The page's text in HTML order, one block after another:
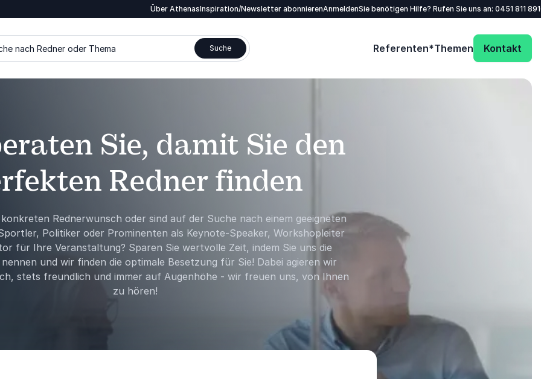
Über AthenasInspiration/Newsletter abonnierenAnmeldenSie benötigen Hilfe? Rufen Sie uns an: 0451 811
nach Redner oder Thema Suche Referenten*Themen Kontakt
Sie, damit Sie den
Redner finden
Rednerwunsch oder sind auf der Suche nach einem geeigneten
Politiker oder Prominenten als Keynote-Speaker, Workshopleiter
für Ihre Veranstaltung? Sparen Sie wertvolle Zeit, indem Sie uns die
und wir finden die optimale Besetzung für Sie! Dabei agieren wir
stets freundlich und immer auf Augenhöhe - wir freuen uns, von Ihnen
zu hören!